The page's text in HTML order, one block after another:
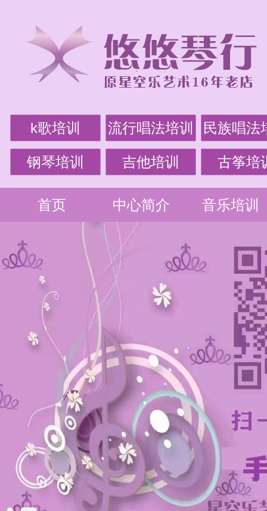
k歌培训 流行唱法培训 民族唱法
钢琴培训 吉他培训 古筝培
首页 中心简介 音乐培训